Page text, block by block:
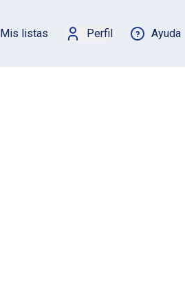
Mis listas Perfil Ayuda